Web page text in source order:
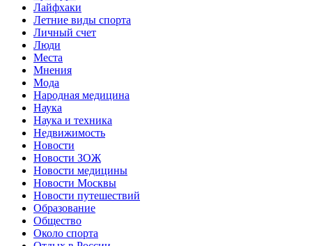
Лайфхаки
Летние виды спорта
Личный счет
Люди
Места
Мнения
Мода
Народная медицина
Наука
Наука и техника
Недвижимость
Новости
Новости ЗОЖ
Новости медицины
Новости Москвы
Новости путешествий
Образование
Общество
Около спорта